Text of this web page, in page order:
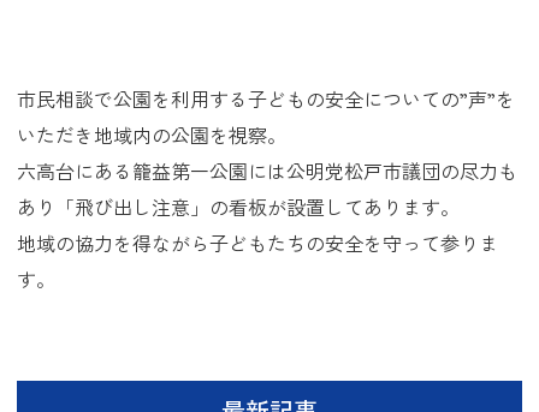
市民相談で公園を利用する子どもの安全についての”声”を
いただき地域内の公園を視察。
六高台にある籠益第一公園には公明党松戸市議団の尽力も
あり「飛び出し注意」の看板が設置してあります。
地域の協力を得ながら子どもたちの安全を守って参りま
す。